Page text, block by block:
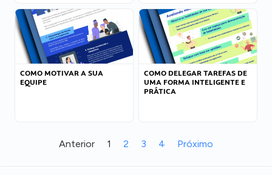
COMO MOTIVAR A SUA
EQUIPE
COMO DELEGAR TAREFAS DE
UMA FORMA INTELIGENTE E
PRÁTICA
Anterior 1 2 3 4 Próximo